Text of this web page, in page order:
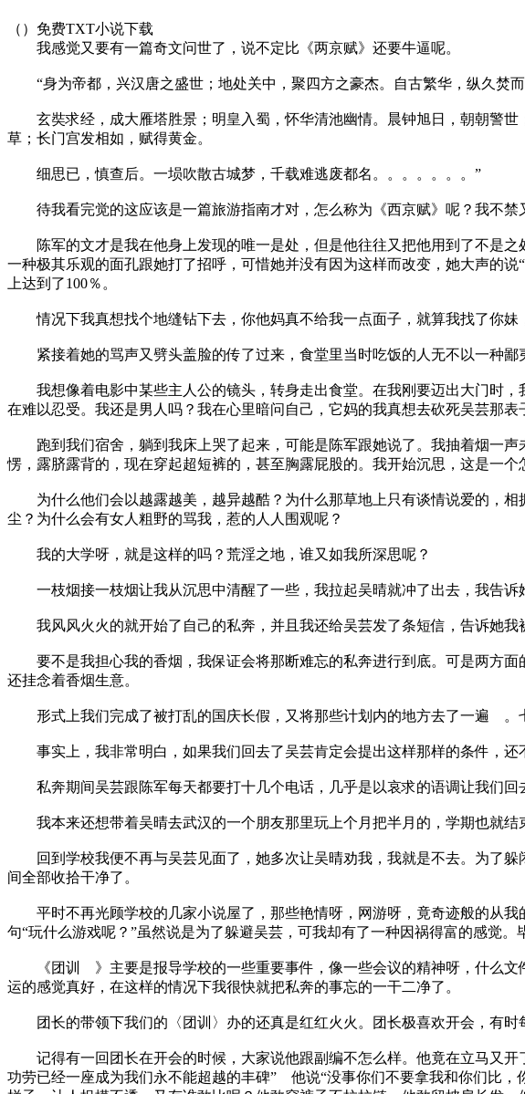
（）免费TXT小说下载
我感觉又要有一篇奇文问世了，说不定比《两京赋》还要牛逼呢。
“身为帝都，兴汉唐之盛世；地处关中，聚四方之豪杰。自古繁华，纵久焚
玄奘求经，成大雁塔胜景；明皇入蜀，怀华清池幽情。晨钟旭日，朝朝警世
草；长门宫发相如，赋得黄金。
细思已，慎查后。一埙吹散古城梦，千载难逃废都名。。。。。。。”
待我看完觉的这应该是一篇旅游指南才对，怎么称为《西京赋》呢？我不禁
陈军的文才是我在他身上发现的唯一是处，但是他往往又把他用到了不是之
一种极其乐观的面孔跟她打了招呼，可惜她并没有因为这样而改变，她大声的
上达到了100％。
情况下我真想找个地缝钻下去，你他妈真不给我一点面子，就算我找了你妹
紧接着她的骂声又劈头盖脸的传了过来，食堂里当时吃饭的人无不以一种鄙
我想像着电影中某些主人公的镜头，转身走出食堂。在我刚要迈出大门时，
在难以忍受。我还是男人吗？我在心里暗问自己，它妈的我真想去砍死吴芸那表
跑到我们宿舍，躺到我床上哭了起来，可能是陈军跟她说了。我抽着烟一声
愣，露脐露背的，现在穿起超短裤的，甚至胸露屁股的。我开始沉思，这是一
为什么他们会以越露越美，越异越酷？为什么那草地上只有谈情说爱的，相
尘？为什么会有女人粗野的骂我，惹的人人围观呢？
我的大学呀，就是这样的吗？荒淫之地，谁又如我所深思呢？
一枝烟接一枝烟让我从沉思中清醒了一些，我拉起吴晴就冲了出去，我告诉
我风风火火的就开始了自己的私奔，并且我还给吴芸发了条短信，告诉她我
要不是我担心我的香烟，我保证会将那断难忘的私奔进行到底。可是两方面
还挂念着香烟生意。
形式上我们完成了被打乱的国庆长假，又将那些计划内的地方去了一遍 。
事实上，我非常明白，如果我们回去了吴芸肯定会提出这样那样的条件，还
私奔期间吴芸跟陈军每天都要打十几个电话，几乎是以哀求的语调让我们回
我本来还想带着吴晴去武汉的一个朋友那里玩上个月把半月的，学期也就结
回到学校我便不再与吴芸见面了，她多次让吴晴劝我，我就是不去。为了躲
间全部收拾干净了。
平时不再光顾学校的几家小说屋了，那些艳情呀，网游呀，竟奇迹般的从我
句“玩什么游戏呢？”虽然说是为了躲避吴芸，可我却有了一种因祸得富的感觉
《团训 》主要是报导学校的一些重要事件，像一些会议的精神呀，什么文
运的感觉真好，在这样的情况下我很快就把私奔的事忘的一干二净了。
团长的带领下我们的〈团训〉办的还真是红红火火。团长极喜欢开会，有时
记得有一回团长在开会的时候，大家说他跟副编不怎么样。他竟在立马又开
功劳已经一座成为我们永不能超越的丰碑” 他说“没事你们不要拿我和你们比